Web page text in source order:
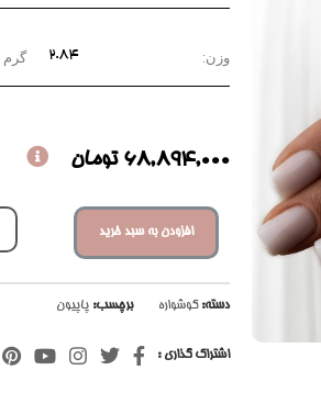
وزن: ۲.۸۴ گرم
68,894,000 تومان
افزودن به سبد خرید
دسته: گوشواره برچسب: پاپیون
اشتراک گذاری :